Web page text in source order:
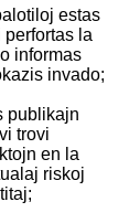
estas
perfortas la
informas
invado;
publikajn
trovi
en la
riskoj